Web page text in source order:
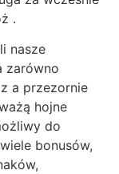
.
nasze
zarówno
a przezornie
hojne
do
bonusów,